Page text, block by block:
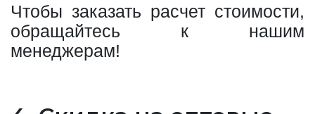
Чтобы заказать расчет стоимости,
обращайтесь к нашим
менеджерам!